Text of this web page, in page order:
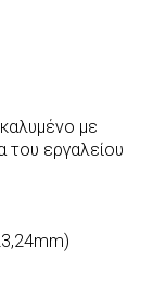
με
του εργαλείου